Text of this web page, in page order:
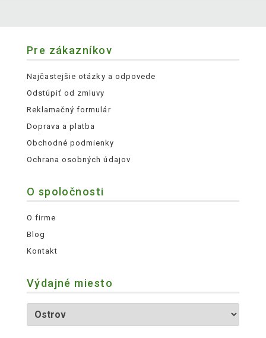
Pre zákazníkov
Najčastejšie otázky a odpovede
Odstúpiť od zmluvy
Reklamačný formulár
Doprava a platba
Obchodné podmienky
Ochrana osobných údajov
O spoločnosti
O firme
Blog
Kontakt
Výdajné miesto